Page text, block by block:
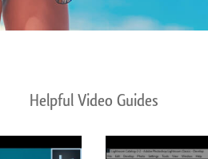
Helpful Video Guides